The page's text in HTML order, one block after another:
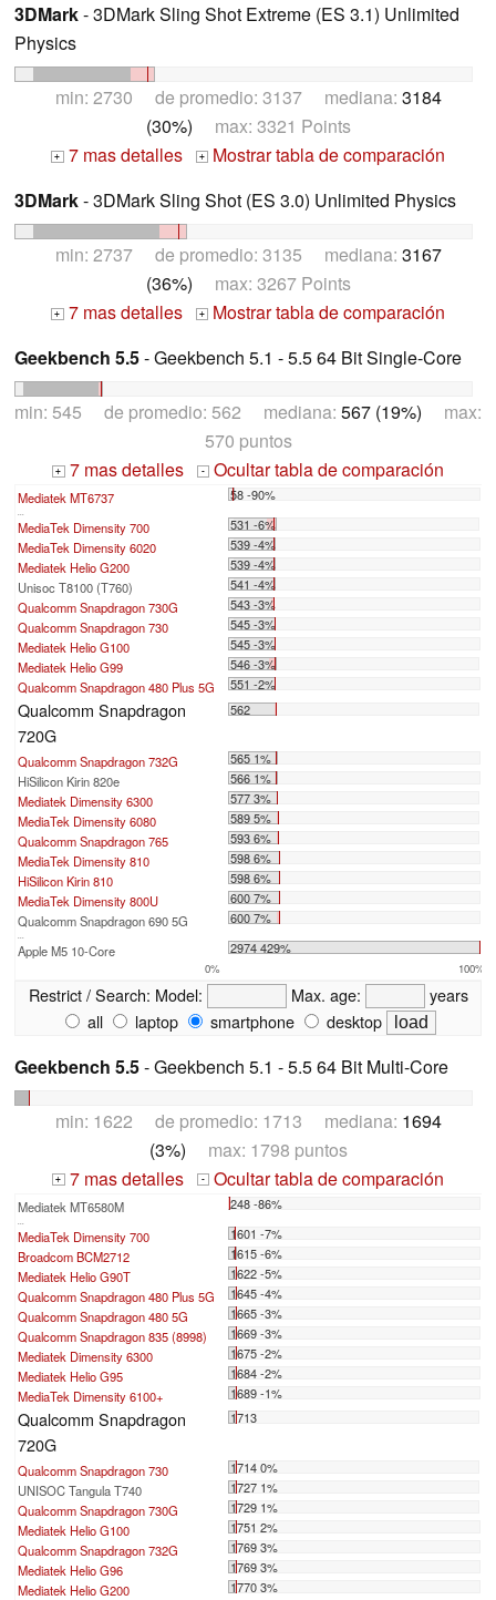
3DMark- 3DMark Sling Shot Extreme (ES 3.1) Unlimited
Physics
min: 2730 de promedio: 3137 mediana: 3184
(30%) max: 3321 Points
+ 7 mas detalles +
Mostrar tabla de comparación
3DMark- 3DMark Sling Shot (ES 3.0) Unlimited Physics
min: 2737 de promedio: 3135 mediana: 3167
(36%) max: 3267 Points
+ 7 mas detalles +
Mostrar tabla de comparación
Geekbench 5.5- Geekbench 5.1 - 5.5 64 Bit Single-Core
min: 545 de promedio: 562 mediana: 567 (19%) max:
570 puntos
+ 7 mas detalles - Ocultar tabla de comparación
Mediatek MT6737 58 -90%
MediaTek Dimensity 700
531 -6%
MediaTek Dimensity 6020
539 -4%
Mediatek Helio G200
539 -4%
Unisoc T8100 (T760)
541 -4%
Qualcomm Snapdragon 730G
543 -3%
Qualcomm Snapdragon 730
545 -3%
Mediatek Helio G100
545 -3%
Mediatek Helio G99
546 -3%
Qualcomm Snapdragon 480 Plus 5G
551 -2%
Qualcomm Snapdragon
720G
562
Qualcomm Snapdragon 732G
565 1%
HiSilicon Kirin 820e
566 1%
Mediatek Dimensity 6300
577 3%
MediaTek Dimensity 6080
589 5%
Qualcomm Snapdragon 765
593 6%
MediaTek Dimensity 810
598 6%
HiSilicon Kirin 810
598 6%
MediaTek Dimensity 800U
600 7%
Qualcomm Snapdragon 690 5G
600 7%
Apple M5 10-Core 2974 429%
0% 100%
Restrict / Search: Model: Max. age:
years
all
laptop smartphone desktop
Geekbench 5.5- Geekbench 5.1 - 5.5 64 Bit Multi-Core
min: 1622 de promedio: 1713 mediana: 1694
(3%) max: 1798 puntos
+ 7 mas detalles - Ocultar tabla de comparación
Mediatek MT6580M 248 -86%
MediaTek Dimensity 700
1601 -7%
Broadcom BCM2712
1615 -6%
Mediatek Helio G90T
1622 -5%
Qualcomm Snapdragon 480 Plus 5G
1645 -4%
Qualcomm Snapdragon 480 5G
1665 -3%
Qualcomm Snapdragon 835 (8998)
1669 -3%
Mediatek Dimensity 6300
1675 -2%
Mediatek Helio G95
1684 -2%
MediaTek Dimensity 6100+
1689 -1%
Qualcomm Snapdragon
720G
1713
Qualcomm Snapdragon 730
1714 0%
UNISOC Tangula T740
1727 1%
Qualcomm Snapdragon 730G
1729 1%
Mediatek Helio G100
1751 2%
Qualcomm Snapdragon 732G
1769 3%
Mediatek Helio G96
1769 3%
Mediatek Helio G200
1770 3%